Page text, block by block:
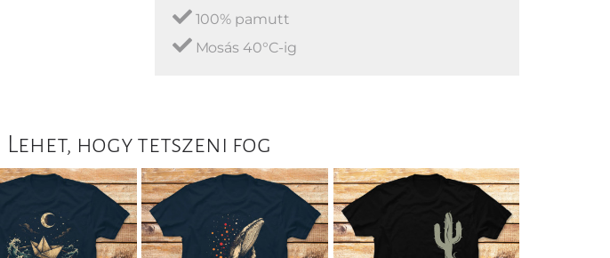
100% pamutt
Mosás 40°C-ig
Lehet, hogy tetszeni fog